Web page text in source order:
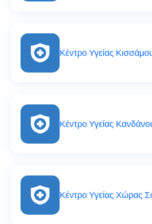
Κέντρο Υγείας
Κέντρο Υγείας
Κέντρο Υγείας Χώρας